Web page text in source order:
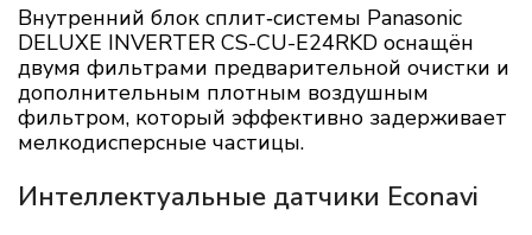
Внутренний блок сплит‑системы Panasonic
DELUXE INVERTER CS-CU-E24RKD оснащён
двумя фильтрами предварительной очистки и
дополнительным плотным воздушным
фильтром, который эффективно задерживает
мелкодисперсные частицы.
Интеллектуальные датчики Econavi